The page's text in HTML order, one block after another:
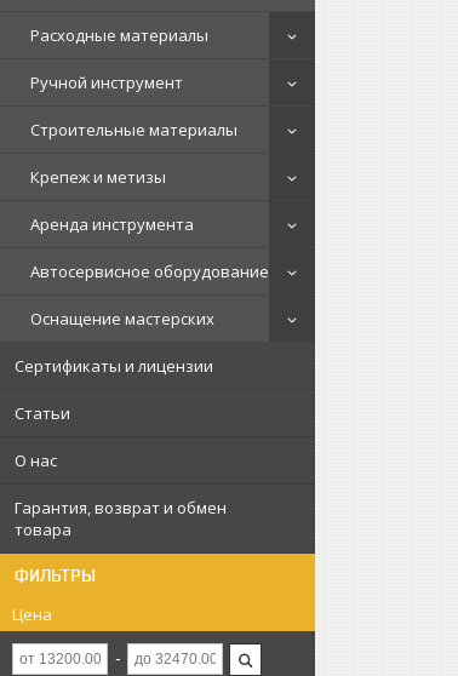
Расходные материалы
Ручной инструмент
Строительные материалы
Крепеж и метизы
Аренда инструмента
Автосервисное оборудование
Оснащение мастерских
Сертификаты и лицензии
Статьи
О нас
Гарантия, возврат и обмен
товара
ФИЛЬТРЫ
Цена